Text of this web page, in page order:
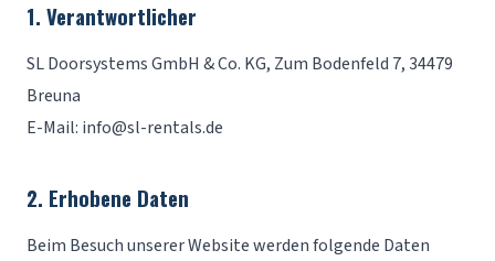
1. Verantwortlicher
SL Doorsystems GmbH & Co. KG, Zum Bodenfeld 7, 34479
Breuna
E-Mail: info@sl-rentals.de
2. Erhobene Daten
Beim Besuch unserer Website werden folgende Daten